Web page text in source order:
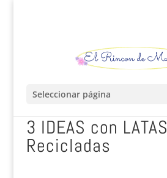
Seleccionar página
3 IDEAS con LATAS
Recicladas